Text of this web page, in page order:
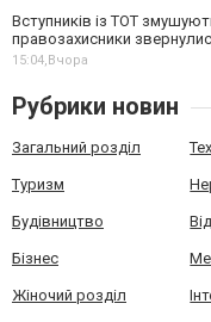
Вступників із ТОТ
правозахисники
15:04,Вчора
Рубрики новин
Загальний розділ
Туризм
Будівництво
Бізнес
Жіночий розділ